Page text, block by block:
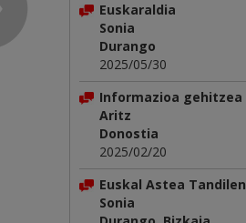
Euskaraldia
Sonia
Durango
2025/05/30
Informazioa gehitzea
Aritz
Donostia
2025/02/20
Euskal Astea Tandilen
Sonia